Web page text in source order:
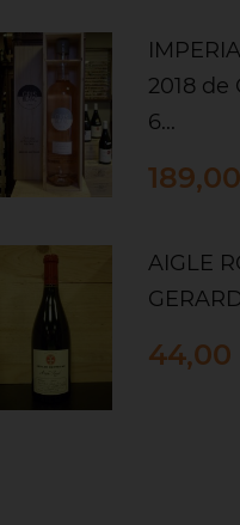
2018 de
6...
Prix
AIGLE
Prix
44,00